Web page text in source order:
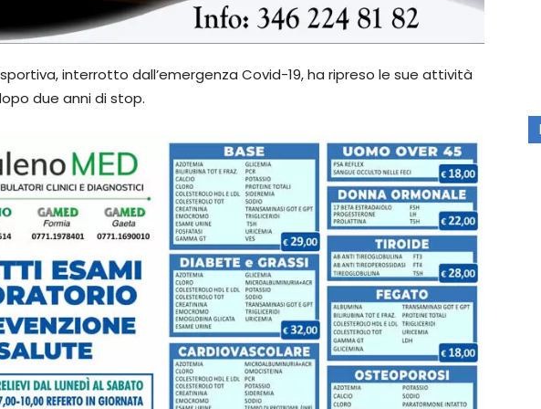
interrotto dall’emergenza Covid-19, ha ripreso le sue attività
due anni di stop.